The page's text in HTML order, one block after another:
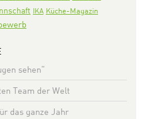
IKA Küche-Magazin
sehen“
Team der Welt
das ganze Jahr